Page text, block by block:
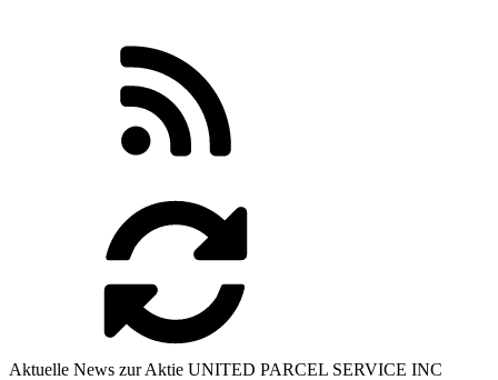
Aktuelle News zur Aktie UNITED PARCEL SERVICE INC